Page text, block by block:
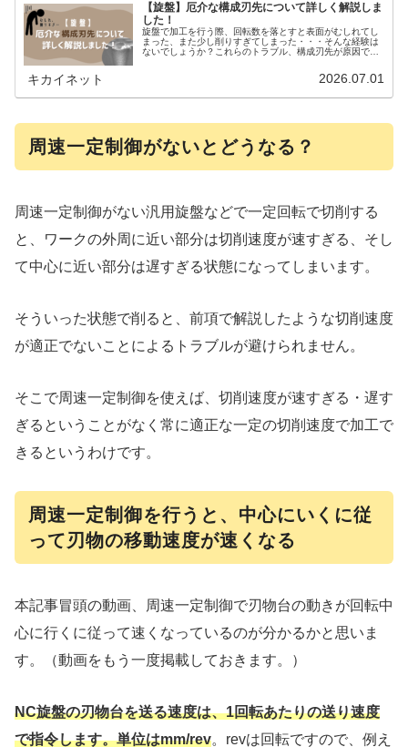
【旋盤】厄介な構成刃先について詳しく解説しま
した！
旋盤で加工を行う際、回転数を落とすと表面がむしれてし
まった、また少し削りすぎてしまった・・・そんな経験は
ないでしょうか？これらのトラブル、構成刃先が原因で起
キカイネット 2026.07.01
周速一定制御がないとどうなる？
周速一定制御がない汎用旋盤などで一定回転で切削する
と、ワークの外周に近い部分は切削速度が速すぎる、そし
て中心に近い部分は遅すぎる状態になってしまいます。
そういった状態で削ると、前項で解説したような切削速度
が適正でないことによるトラブルが避けられません。
そこで周速一定制御を使えば、切削速度が速すぎる・遅す
ぎるということがなく常に適正な一定の切削速度で加工で
きるというわけです。
周速一定制御を行うと、中心にいくに従
って刃物の移動速度が速くなる
本記事冒頭の動画、周速一定制御で刃物台の動きが回転中
心に行くに従って速くなっているのが分かるかと思いま
す。（動画をもう一度掲載しておきます。）
NC旋盤の刃物台を送る速度は、1回転あたりの送り速度
で指令します。単位はmm/rev。revは回転ですので、例え